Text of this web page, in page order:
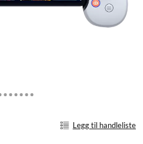
Legg til handleliste